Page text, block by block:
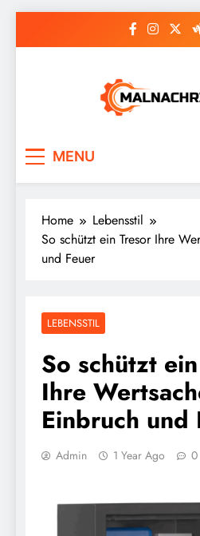
MENU
Home
Lebensstil
So schützt ein Tresor Ihre
und Feuer
LEBENSSTIL
So schützt
Ihre
Einbruch und
Admin 1 Year Ago 0